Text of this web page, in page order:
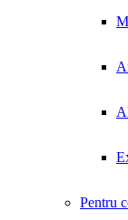
Pentru